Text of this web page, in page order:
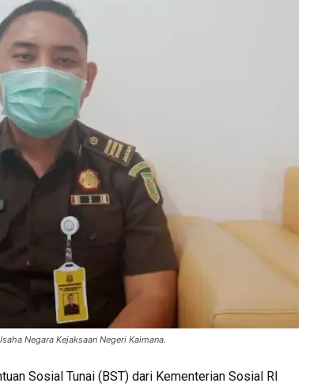
Negara Kejaksaan Negeri Kaimana.
Sosial Tunai (BST) dari Kementerian Sosial RI